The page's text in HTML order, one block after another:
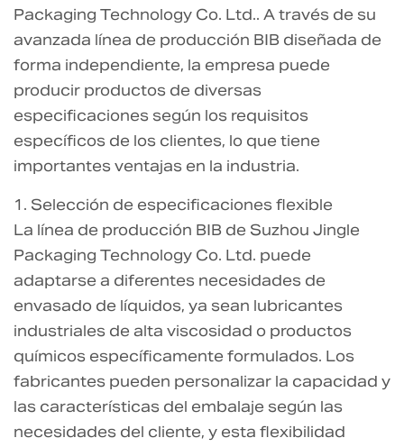
Packaging Technology Co. Ltd.. A través de su
avanzada línea de producción BIB diseñada de
forma independiente, la empresa puede
producir productos de diversas
especificaciones según los requisitos
específicos de los clientes, lo que tiene
importantes ventajas en la industria.
1. Selección de especificaciones flexible
La línea de producción BIB de Suzhou Jingle
Packaging Technology Co. Ltd. puede
adaptarse a diferentes necesidades de
envasado de líquidos, ya sean lubricantes
industriales de alta viscosidad o productos
químicos específicamente formulados. Los
fabricantes pueden personalizar la capacidad y
las características del embalaje según las
necesidades del cliente, y esta flexibilidad